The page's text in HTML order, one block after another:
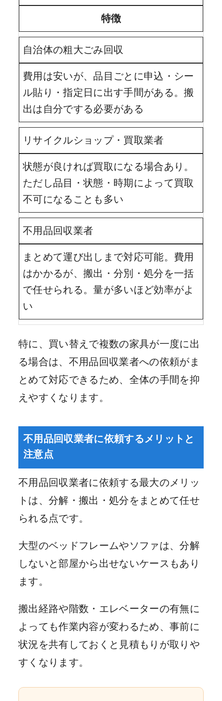
特徴
自治体の粗大ごみ回収
費用は安いが、品目ごとに申込・シー
ル貼り・指定日に出す手間がある。搬
出は自分でする必要がある
リサイクルショップ・買取業者
状態が良ければ買取になる場合あり。
ただし品目・状態・時期によって買取
不可になることも多い
不用品回収業者
まとめて運び出しまで対応可能。費用
はかかるが、搬出・分別・処分を一括
で任せられる。量が多いほど効率がよ
い
特に、買い替えで複数の家具が一度に出
る場合は、不用品回収業者への依頼がま
とめて対応できるため、全体の手間を抑
えやすくなります。
不用品回収業者に依頼するメリットと
注意点
不用品回収業者に依頼する最大のメリッ
トは、分解・搬出・処分をまとめて任せ
られる点です。
大型のベッドフレームやソファは、分解
しないと部屋から出せないケースもあり
ます。
搬出経路や階数・エレベーターの有無に
よっても作業内容が変わるため、事前に
状況を共有しておくと見積もりが取りや
すくなります。